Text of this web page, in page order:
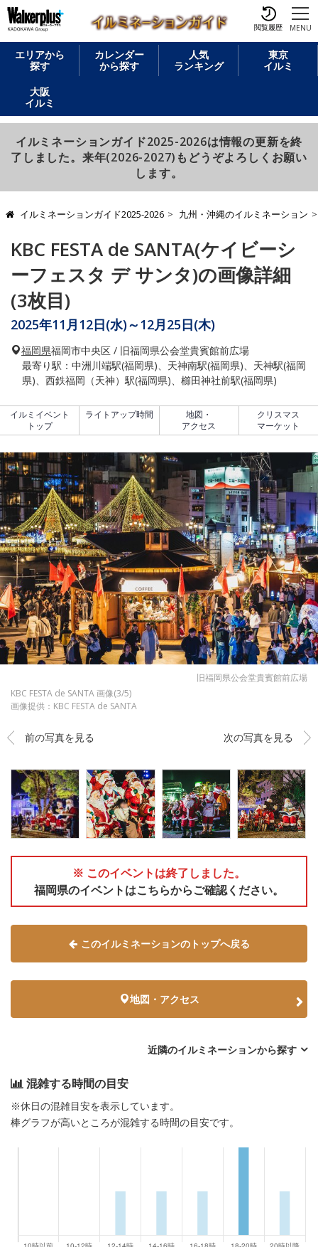
閲覧履歴 MENU
エリアから
探す
カレンダー
から探す
人気
ランキング
東京
イルミ
大阪
イルミ
イルミネーションガイド2025-2026は情報の更新を終
了しました。来年(2026-2027)もどうぞよろしくお願い
します。
イルミネーションガイド2025-2026 九州・沖縄のイルミネーション
KBC FESTA de SANTA(ケイビーシ
ーフェスタ デ サンタ)の画像詳細
(3枚目)
2025年11月12日(水)～12月25日(木)
福岡県福岡市中央区 / 旧福岡県公会堂貴賓館前広場
最寄り駅：中洲川端駅(福岡県)、天神南駅(福岡県)、天神駅(福岡
県)、西鉄福岡（天神）駅(福岡県)、櫛田神社前駅(福岡県)
イルミイベント
トップ
ライトアップ時間
地図・
アクセス
クリスマス
マーケット
旧福岡県公会堂貴賓館前広場
KBC FESTA de SANTA 画像(3/5)
画像提供：KBC FESTA de SANTA
前の写真を見る 次の写真を見る
※ このイベントは終了しました。
福岡県のイベントはこちらからご確認ください。
このイルミネーションのトップへ戻る
地図・アクセス
近隣のイルミネーションから探す
混雑する時間の目安
※休日の混雑目安を表示しています。
棒グラフが高いところが混雑する時間の目安です。